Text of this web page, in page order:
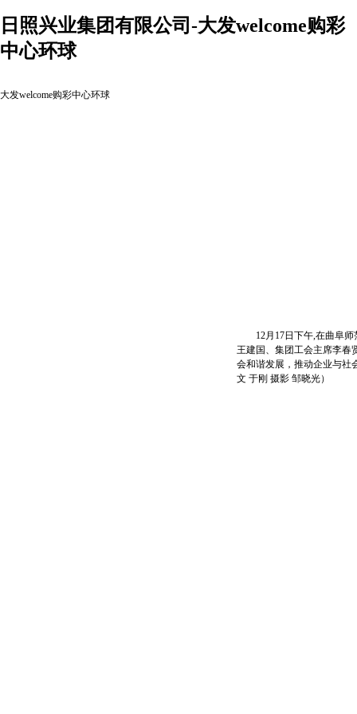
日照兴业集团有限公司-大发welcome购彩
中心环球
大发welcome购彩中心环球
12月17日下午,在曲阜师
王建国、集团工会主席李春
会和谐发展，推动企业与社
文 于刚 摄影 邹晓光）